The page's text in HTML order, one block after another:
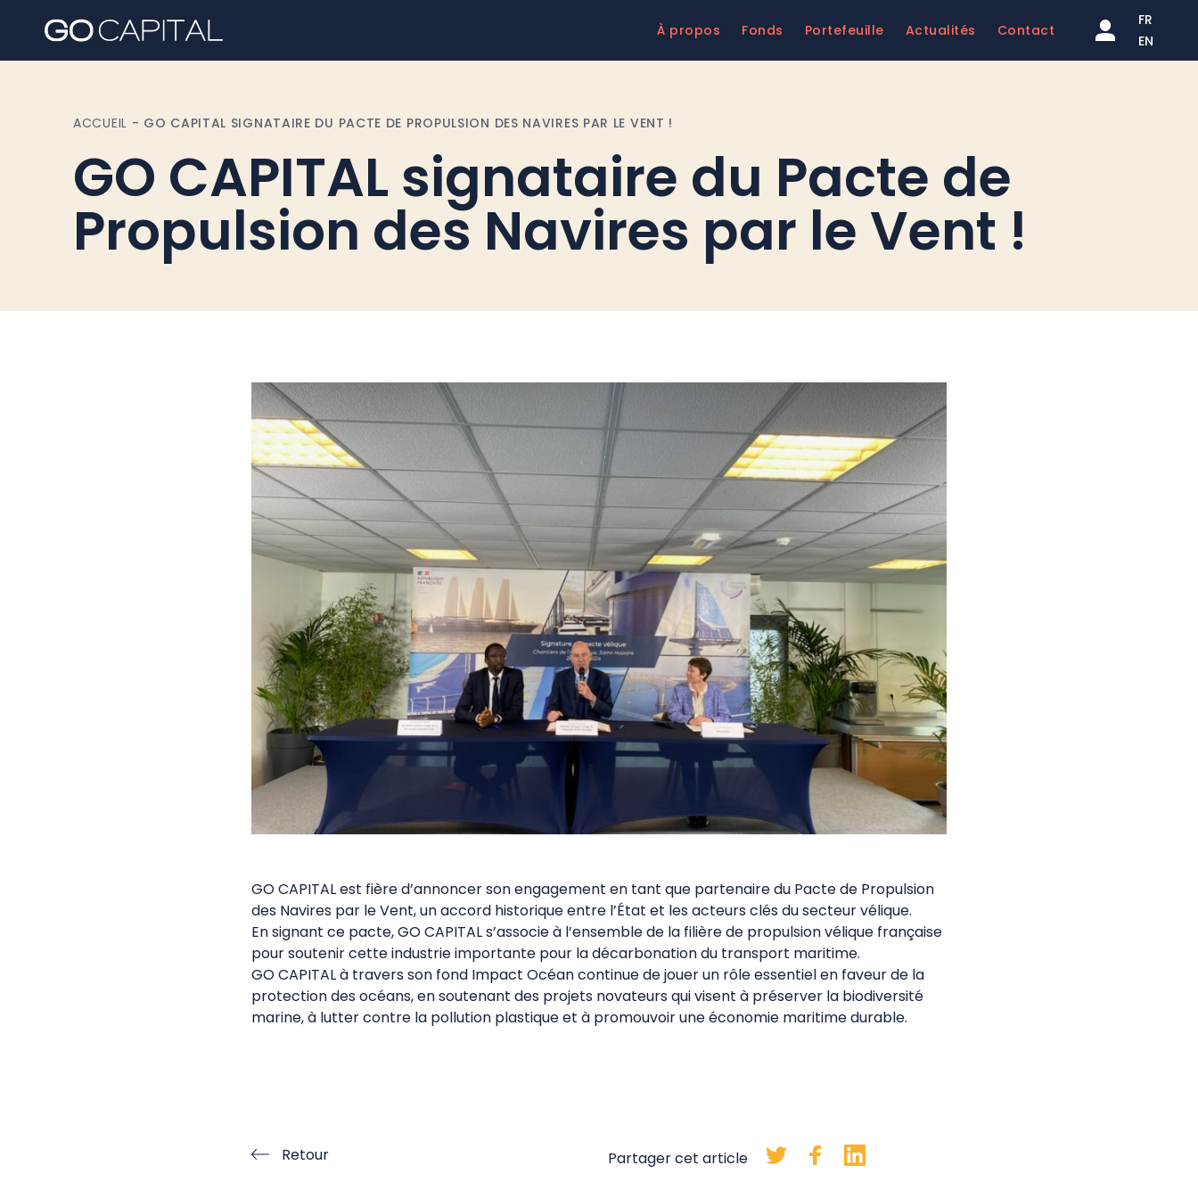
À propos Fonds Portefeuille Actualités Contact
FR
EN
ACCUEIL - GO CAPITAL SIGNATAIRE DU PACTE DE PROPULSION DES NAVIRES PAR LE VENT !
GO CAPITAL signataire du Pacte de
Propulsion des Navires par le Vent !
GO CAPITAL est fière d’annoncer son engagement en tant que partenaire du Pacte de Propulsion
des Navires par le Vent, un accord historique entre l’État et les acteurs clés du secteur vélique.
En signant ce pacte, GO CAPITAL s’associe à l’ensemble de la filière de propulsion vélique française
pour soutenir cette industrie importante pour la décarbonation du transport maritime.
GO CAPITAL à travers son fond Impact Océan continue de jouer un rôle essentiel en faveur de la
protection des océans, en soutenant des projets novateurs qui visent à préserver la biodiversité
marine, à lutter contre la pollution plastique et à promouvoir une économie maritime durable.
Retour Partager cet article